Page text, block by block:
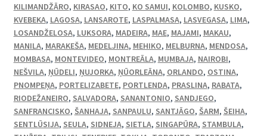
KILIMANDŽĀRO, KIRASAO, KITO, KO SAMUI, KOLOMBO, KUSKO,
KVEBEKA, LAGOSA, LANSAROTE, LASPALMASA, LASVEGASA, LIMA,
LOSANDŽELOSA, LUKSORA, MADEIRA, MAE, MAJAMI, MAKAU,
MANILA, MARAKEŠA, MEDELJINA, MEHIKO, MELBURNA, MENDOSA,
MOMBASA, MONTEVIDEO, MONTREĀLA, MUMBAJA, NAIROBI,
NEŠVILA, ŅŪDELI, ŅUJORKA, ŅŪORLEĀNA, ORLANDO, OSTINA,
PNOMPEŅA, PORTELIZABETE, PORTLENDA, PRASLINA, RABATA,
RIODEŽANEIRO, SALVADORA, SANANTONIO, SANDJEGO,
SANFRANCISKO, ŠANHAJA, SANPAULU, SANTJĀGO, ŠARM, ŠEIHA,
SENTLŪSIJA, SEULA, SIDNEJA, SIETLA, SINGAPŪRA, STAMBULA,